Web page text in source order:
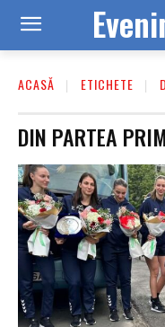
ACASĂ ETICHETE
DIN PARTEA